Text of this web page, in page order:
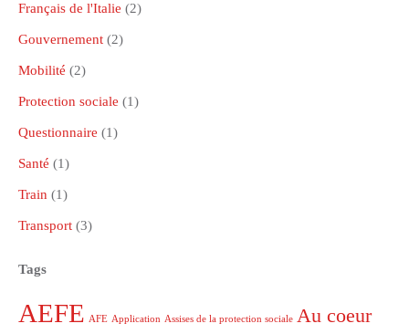
Français de l'Italie (2)
Gouvernement (2)
Mobilité (2)
Protection sociale (1)
Questionnaire (1)
Santé (1)
Train (1)
Transport (3)
Tags
AEFE AFE Application Assises de la protection sociale Au coeur